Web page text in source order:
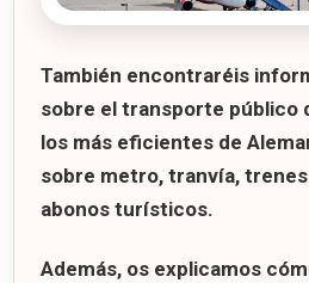
También encontraréis
sobre el transporte público
los más eficientes de
sobre metro, tranvía,
abonos turísticos.
Además, os explicamos